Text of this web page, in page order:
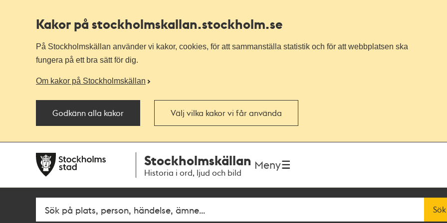
Kakor på stockholmskallan.stockholm.se
På Stockholmskällan använder vi kakor, cookies, för att sammanställa statistik och för att webbplatsen ska
fungera på ett bra sätt för dig.
Om kakor på Stockholmskällan
Godkänn alla kakor Välj vilka kakor vi får använda
navigationen
huvudinnehållet
Stockholmskällan
Historia i ord, ljud och bild
Meny
Fritextsök Sök